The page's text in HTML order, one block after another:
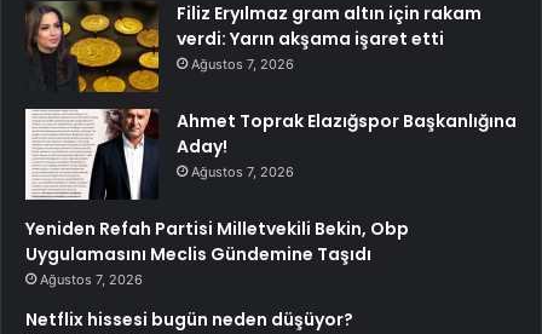
Filiz Eryılmaz gram altın için rakam
verdi: Yarın akşama işaret etti
Ağustos 7, 2026
Ahmet Toprak Elazığspor Başkanlığına
Aday!
Ağustos 7, 2026
Yeniden Refah Partisi Milletvekili Bekin, Obp
Uygulamasını Meclis Gündemine Taşıdı
Ağustos 7, 2026
Netflix hissesi bugün neden düşüyor?